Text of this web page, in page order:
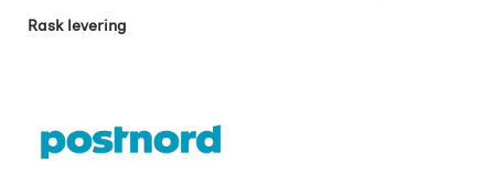
Rask levering